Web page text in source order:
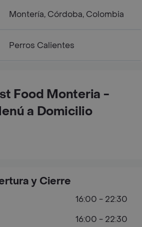
Montería, Córdoba, Colombia
Perros Calientes
Food Monteria -
a Domicilio
y Cierre
16:00 - 22:30
16:00 - 22:30